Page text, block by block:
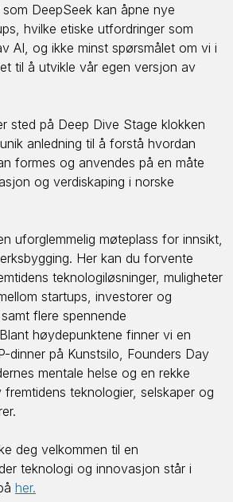
DeepSeek kan åpne nye
hvilke etiske utfordringer som
AI, og ikke minst spørsmålet om vi i
til å utvikle vår egen versjon av
sted på Deep Dive Stage klokken
anledning til å forstå hvordan
formes og anvendes på en måte
og verdiskaping i norske
uforglemmelig møteplass for innsikt,
Her kan du forvente
teknologiløsninger, muligheter
startups, investorer og
flere spennende
høydepunktene finner vi en
dinner på Kunstsilo, Founders Day
mentale helse og en rekke
teknologier, selskaper og
deg velkommen til en
teknologi og innovasjon står i
her.